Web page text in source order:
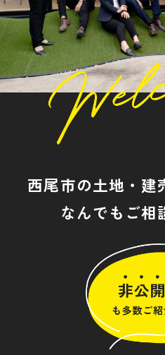
西尾市の土地・建
なんでもご相